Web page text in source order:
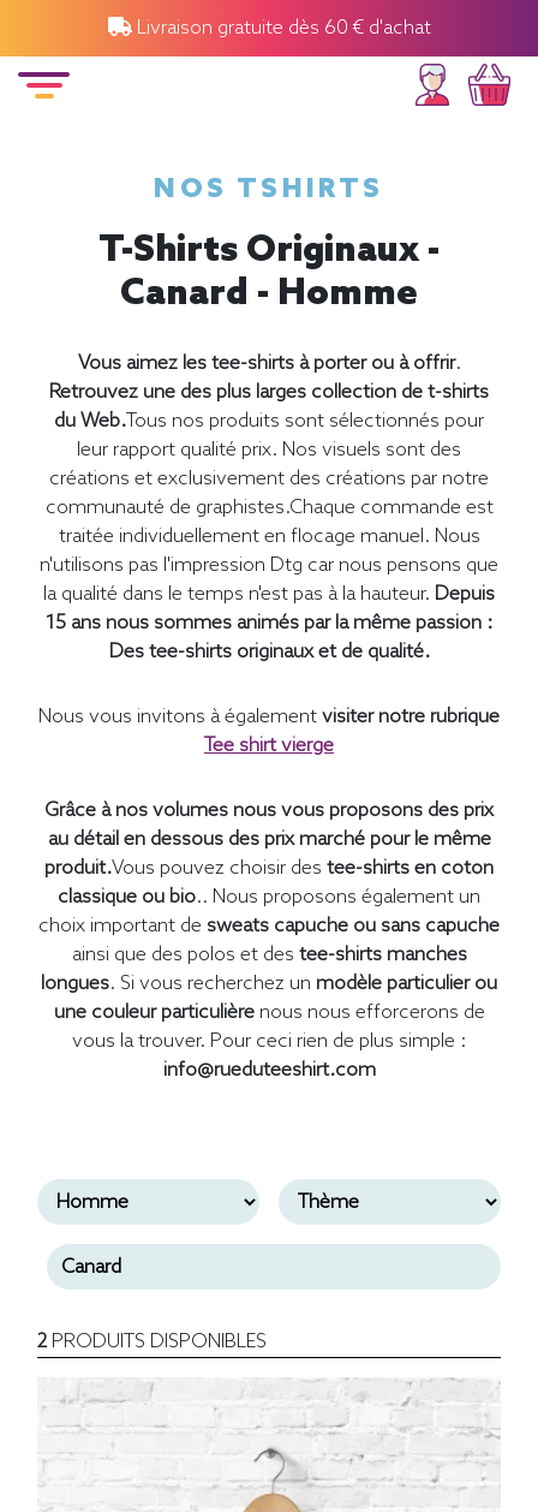
Livraison gratuite dès 60 € d'achat
NOS TSHIRTS
T-Shirts Originaux -
Canard - Homme
Vous aimez les tee-shirts à porter ou à offrir.
Retrouvez une des plus larges collection de t-shirts
du Web.Tous nos produits sont sélectionnés pour
leur rapport qualité prix. Nos visuels sont des
créations et exclusivement des créations par notre
communauté de graphistes.Chaque commande est
traitée individuellement en flocage manuel. Nous
n'utilisons pas l'impression Dtg car nous pensons que
la qualité dans le temps n'est pas à la hauteur. Depuis
15 ans nous sommes animés par la même passion :
Des tee-shirts originaux et de qualité.
Nous vous invitons à également visiter notre rubrique
Tee shirt vierge
Grâce à nos volumes nous vous proposons des prix
au détail en dessous des prix marché pour le même
produit.Vous pouvez choisir des tee-shirts en coton
classique ou bio.. Nous proposons également un
choix important de sweats capuche ou sans capuche
ainsi que des polos et des tee-shirts manches
longues. Si vous recherchez un modèle particulier ou
une couleur particulièrenous nous efforcerons de
vous la trouver. Pour ceci rien de plus simple :
info@rueduteeshirt.com
2PRODUITS DISPONIBLES